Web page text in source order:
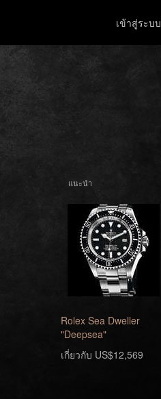
เข้าสู่ระบบ
แนะนำ
Rolex Sea Dweller
"Deepsea"
เกี่ยวกับ US$12,569